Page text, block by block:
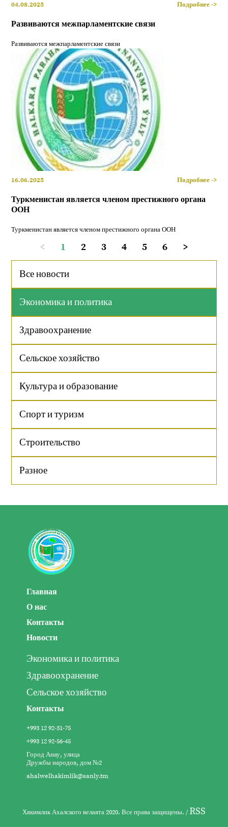
04.08.2025 Подробнее ->
Развиваются межпарламентские связи
Развиваются межпарламентские связи
16.06.2025 Подробнее ->
Туркменистан является членом престижного органа
ООН
Туркменистан является членом престижного органа ООН
< 1 2 3 4 5 6 >
Все новости
Экономика и политика
Здравоохранение
Сельское хозяйство
Культура и образование
Спорт и туризм
Строительство
Разное
Главная
О нас
Контакты
Новости
Экономика и политика
Здравоохранение
Сельское хозяйство
Контакты
+993 12 92-31-75
+993 12 92-56-45
Город Анау, улица
Дружбы народов, дом №2
ahalwelhakimlik@sanly.tm
Хякимлик Ахалского велаята 2020. Все права защищены. /RSS